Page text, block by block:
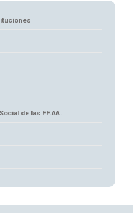
de las FF.AA.